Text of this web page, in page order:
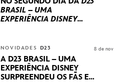
BRASIL – UMA
EXPERIÊNCIA DISNEY
STUDIOS REVELARAM
PRÉVIAS E NOVIDADES
DOS SEUS PRÓXIMOS
LANÇAMENTOS
NOVIDADES D23
A D23 BRASIL – UMA
EXPERIÊNCIA DISNEY
SURPREENDEU OS FÃS EM
8 de nov